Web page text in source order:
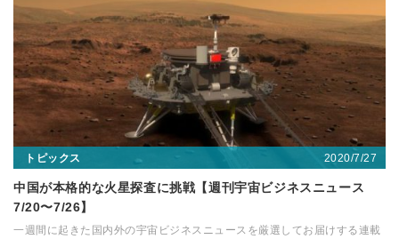
トピックス 2020/7/27
中国が本格的な火星探査に挑戦【週刊宇宙ビジネスニュース
7/20〜7/26】
一週間に起きた国内外の宇宙ビジネスニュースを厳選してお届けする連載